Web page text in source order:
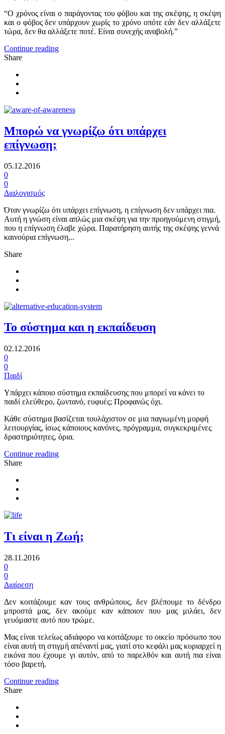
“Ο χρόνος είναι ο παράγοντας του φόβου και της σκέψης, η σκέψη
και ο φόβος δεν υπάρχουν χωρίς το χρόνο οπότε εάν δεν αλλάξετε
τώρα, δεν θα αλλάξετε ποτέ. Είναι συνεχής αναβολή.”
Continue reading
Share
Μπορώ να γνωρίζω ότι υπάρχει
επίγνωση;
05.12.2016
0
0
Διαλογισμός
Όταν γνωρίζω ότι υπάρχει επίγνωση, η επίγνωση δεν υπάρχει πια.
Αυτή η γνώση είναι απλώς μια σκέψη για την προηγούμενη στιγμή,
που η επίγνωση έλαβε χώρα. Παρατήρηση αυτής της σκέψης γεννά
καινούρια επίγνωση...
Share
Το σύστημα και η εκπαίδευση
02.12.2016
0
0
Παιδί
Υπάρχει κάποιο σύστημα εκπαίδευσης που μπορεί να κάνει το
παιδί ελεύθερο, ζωντανό, ευφυές; Προφανώς όχι.
Κάθε σύστημα βασίζεται τουλάχιστον σε μια παγιωμένη μορφή
λειτουργίας, ίσως κάποιους κανόνες, πρόγραμμα, συγκεκριμένες
δραστηριότητες, όρια.
Continue reading
Share
Τι είναι η Ζωή;
28.11.2016
0
0
Διαίρεση
Δεν κοιτάζουμε καν τους ανθρώπους, δεν βλέπουμε το δένδρο
μπροστά μας, δεν ακούμε καν κάποιον που μας μιλάει, δεν
γευόμαστε αυτό που τρώμε.
Μας είναι τελείως αδιάφορο να κοιτάξουμε το οικείο πρόσωπο που
είναι αυτή τη στιγμή απέναντί μας, γιατί στο κεφάλι μας κυριαρχεί η
εικόνα που έχουμε γι αυτόν, από το παρελθόν και αυτή πια είναι
τόσο βαρετή.
Continue reading
Share